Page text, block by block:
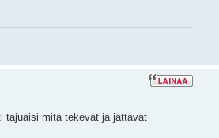
tajuaisi mitä tekevät ja jättävät